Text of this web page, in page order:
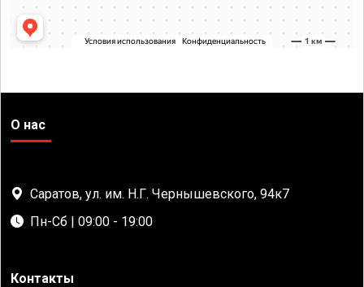
О нас
Саратов, ул. им. Н.Г. Чернышевского, 94к7
Пн-Сб | 09:00 - 19:00
Контакты